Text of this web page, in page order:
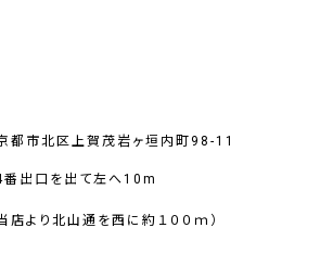
市北区上賀茂岩ヶ垣内町98-11
出口を出て左へ10m
店より北山通を西に約１００ｍ）